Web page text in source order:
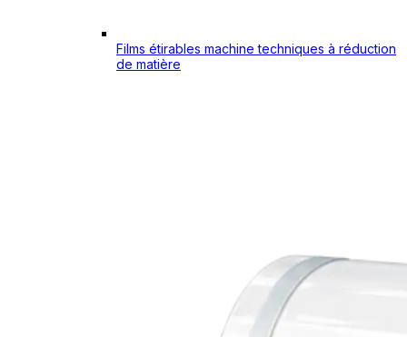
Films étirables machine techniques à réduction
de matière